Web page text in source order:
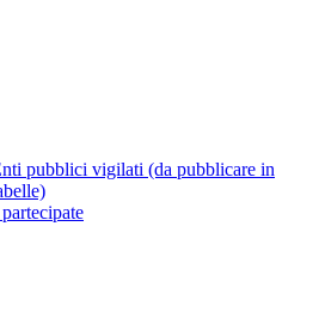
pubblici vigilati (da pubblicare in